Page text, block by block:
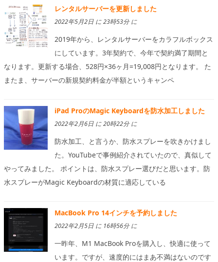
レンタルサーバーを更新しました
2022年5月2日 に 23時53分 に
2019年から、レンタルサーバーをカラフルボックス
にしています。3年契約で、今年で契約満了期間と
なります。更新する場合、528円×36ヶ月=19,008円となります。 た
またま、サーバーの新規契約料金が半額というキャンペ
iPad ProのMagic Keyboardを防水加工しました
2022年2月6日 に 20時22分 に
防水加工、と言うか、防水スプレーを吹きかけまし
た。YouTubeで事例紹介されていたので、真似して
やってみました。 ポイントは、防水スプレー選びだと思います。防
水スプレーがMagic Keyboardの材質に適応している
MacBook Pro 14インチを予約しました
2022年2月5日 に 16時56分 に
一昨年、M1 MacBook Proを購入し、快適に使って
います。ですが、速度的にはまあ不満はないのです